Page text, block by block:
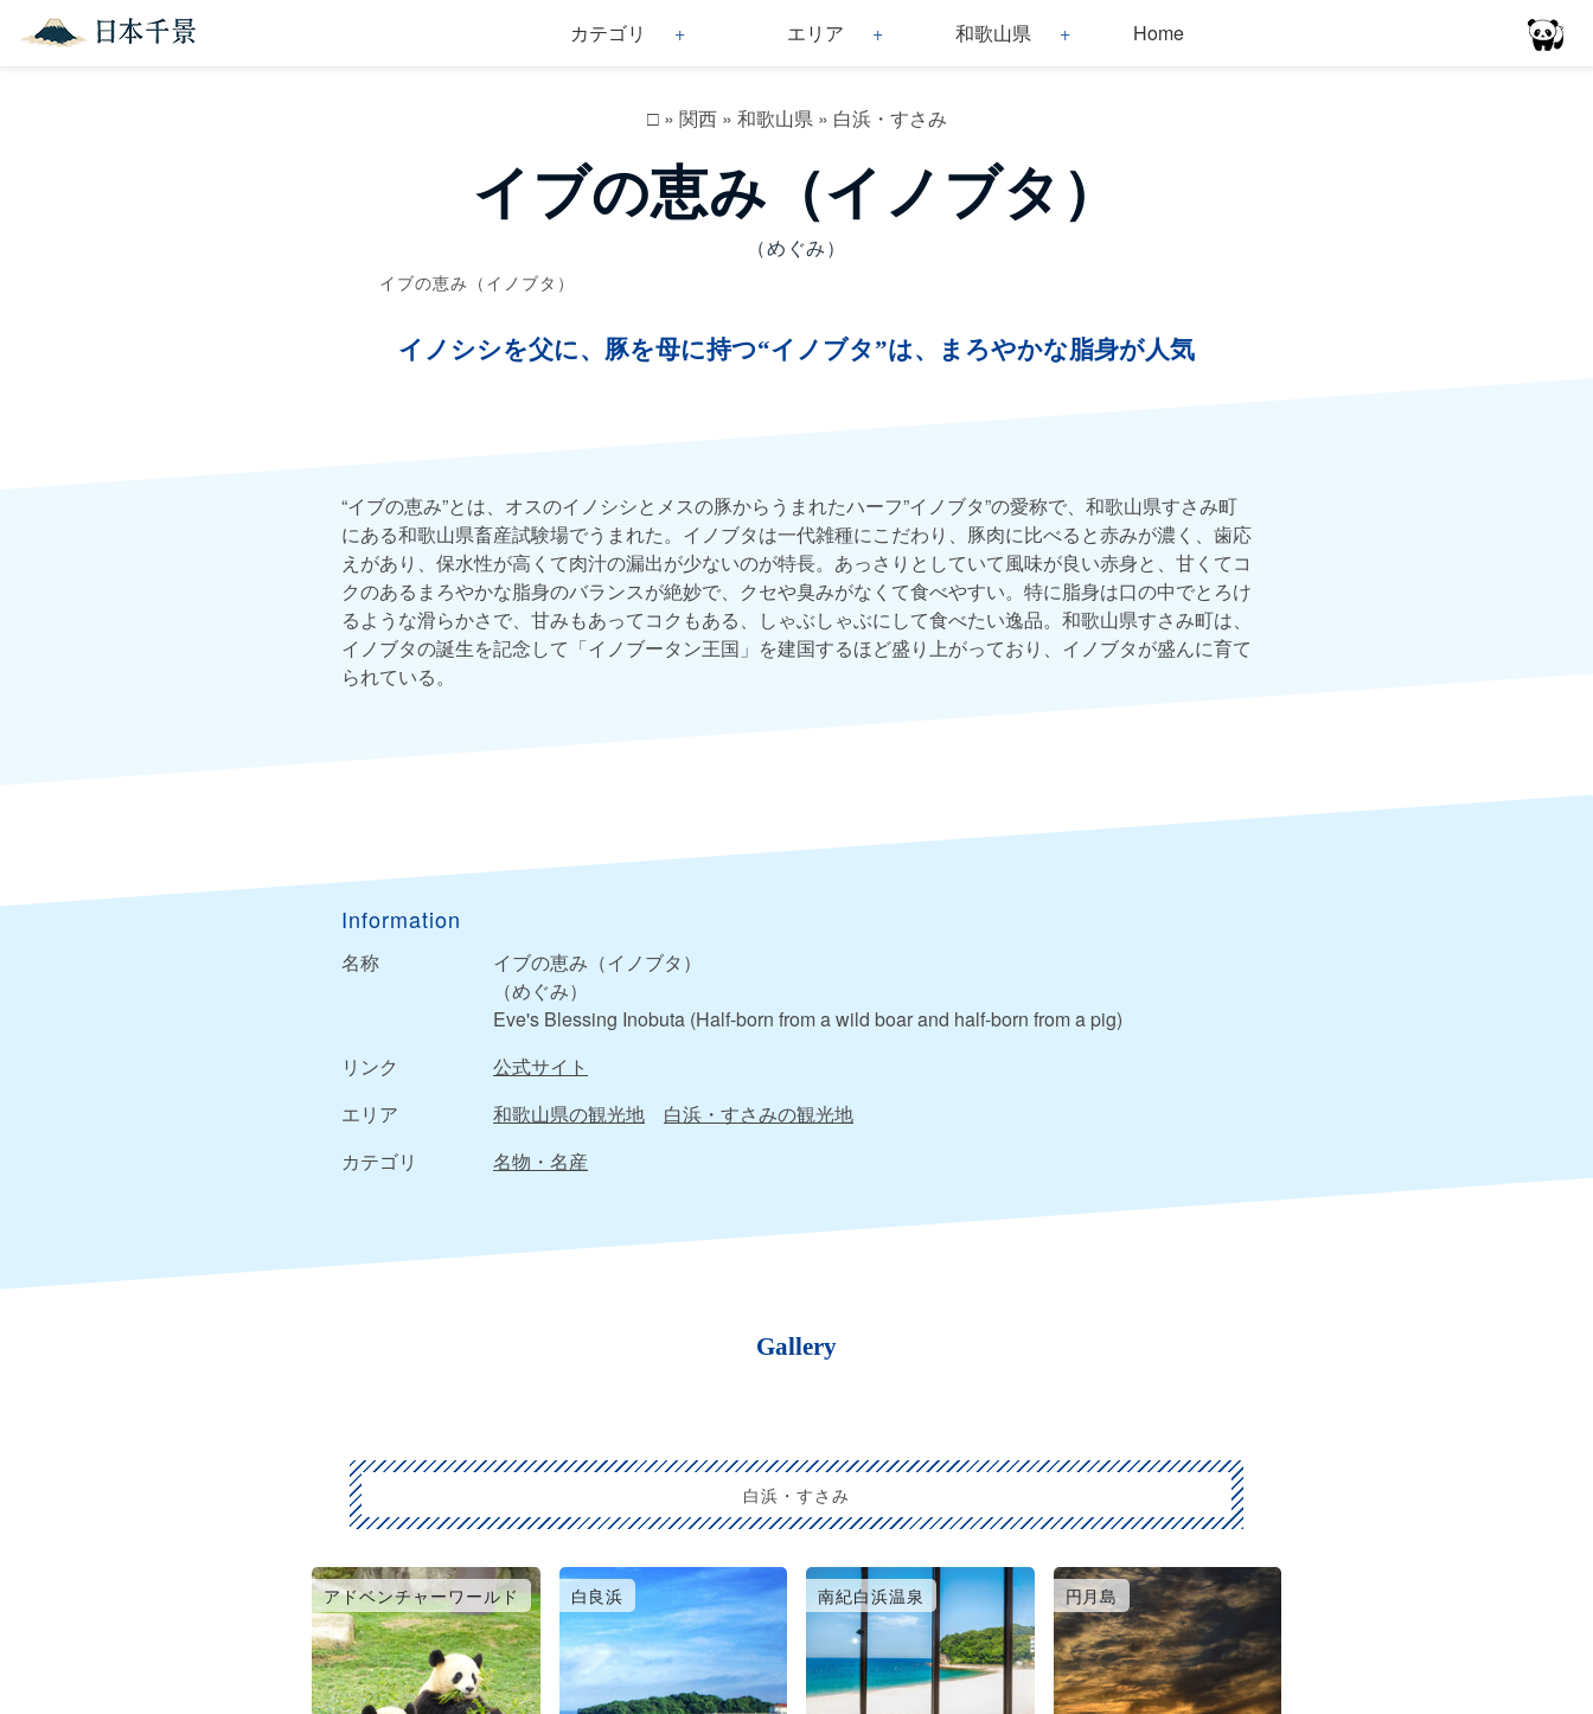
カテゴリ エリア 和歌山県 Home
□» 関西» 和歌山県» 白浜・すさみ
イブの恵み（イノブタ）
（めぐみ）
イブの恵み（イノブタ）
イノシシを父に、豚を母に持つ“イノブタ”は、まろやかな脂身が人気
“イブの恵み”とは、オスのイノシシとメスの豚からうまれたハーフ”イノブタ”の愛称で、和歌山県すさみ町
にある和歌山県畜産試験場でうまれた。イノブタは一代雑種にこだわり、豚肉に比べると赤みが濃く、歯応
えがあり、保水性が高くて肉汁の漏出が少ないのが特長。あっさりとしていて風味が良い赤身と、甘くてコ
クのあるまろやかな脂身のバランスが絶妙で、クセや臭みがなくて食べやすい。特に脂身は口の中でとろけ
るような滑らかさで、甘みもあってコクもある、しゃぶしゃぶにして食べたい逸品。和歌山県すさみ町は、
イノブタの誕生を記念して「イノブータン王国」を建国するほど盛り上がっており、イノブタが盛んに育て
られている。
Information
名称
イブの恵み（イノブタ）
（めぐみ）
Eve's Blessing Inobuta (Half-born from a wild boar and half-born from a pig)
リンク
公式サイト
エリア
和歌山県の観光地
白浜・すさみの観光地
カテゴリ
名物・名産
Gallery
白浜・すさみ
アドベンチャーワールド 白良浜 南紀白浜温泉 円月島